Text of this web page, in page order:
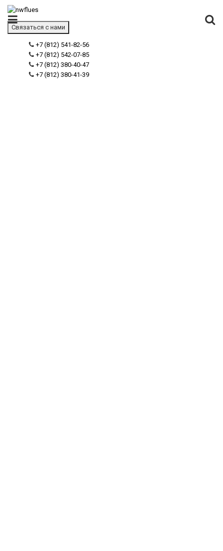
Связаться с нами
+7 (812) 541-82-56
+7 (812) 542-07-85
+7 (812) 380-40-47
+7 (812) 380-41-39